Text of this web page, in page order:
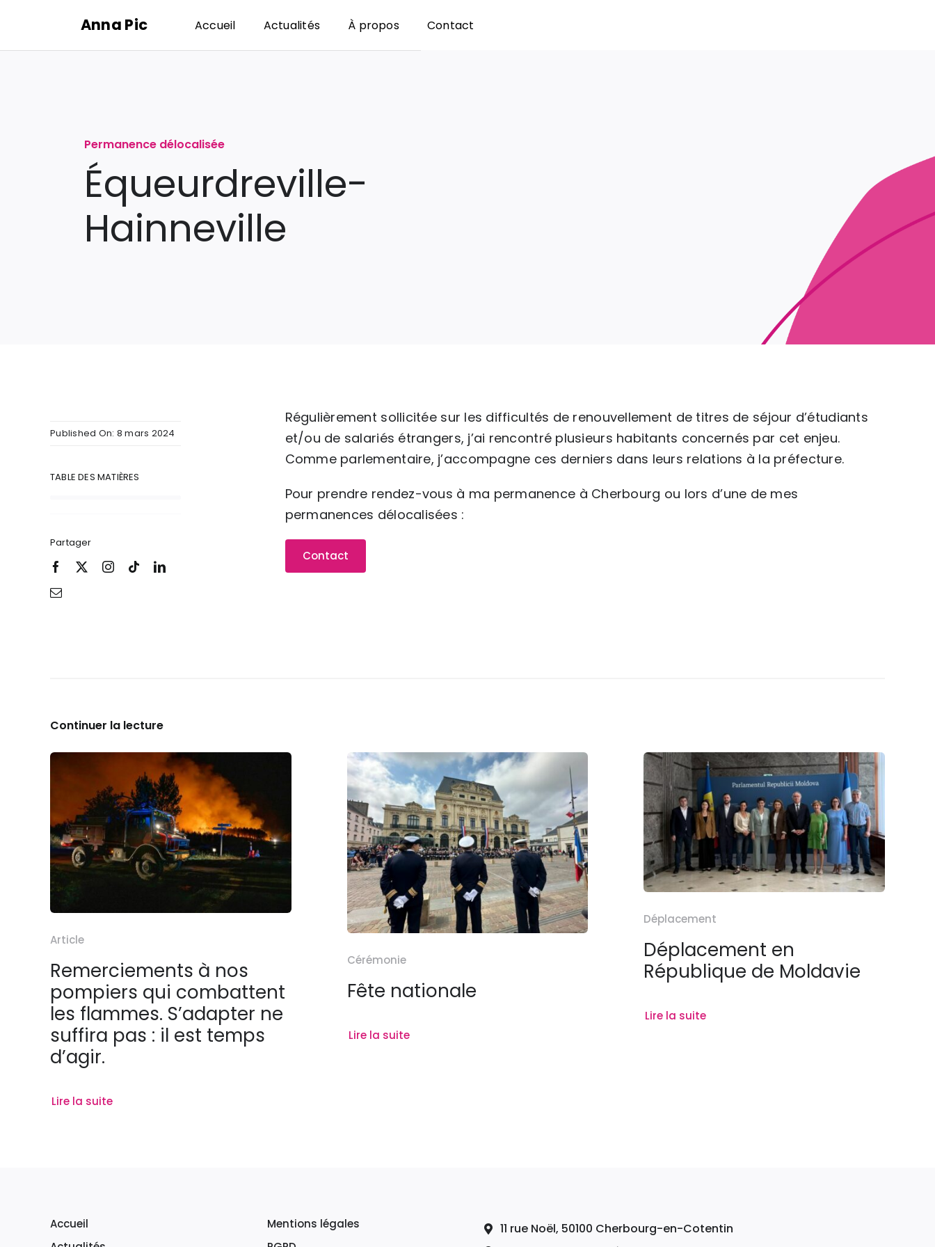
contenu
Anna Pic Accueil Actualités À propos Contact
Permanence délocalisée
Équeurdreville-
Hainneville
Published On: 8 mars 2024
TABLE DES MATIÈRES
Partager
Régulièrement sollicitée sur les difficultés de renouvellement de titres de séjour d’étudiants
et/ou de salariés étrangers, j’ai rencontré plusieurs habitants concernés par cet enjeu.
Comme parlementaire, j’accompagne ces derniers dans leurs relations à la préfecture.
Pour prendre rendez-vous à ma permanence à Cherbourg ou lors d’une de mes
permanences délocalisées :
Contact
Continuer la lecture
Article
Remerciements à nos
pompiers qui combattent
les flammes. S’adapter ne
suffira pas : il est temps
d’agir.
Lire la suite
Cérémonie
Fête nationale
Lire la suite
Déplacement
Déplacement en
République de Moldavie
Lire la suite
Accueil
Mentions légales
11 rue Noël, 50100 Cherbourg-en-Cotentin